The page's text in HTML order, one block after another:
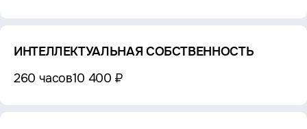
ИНТЕЛЛЕКТУАЛЬНАЯ СОБСТВЕННОСТЬ
260 часов10 400 ₽